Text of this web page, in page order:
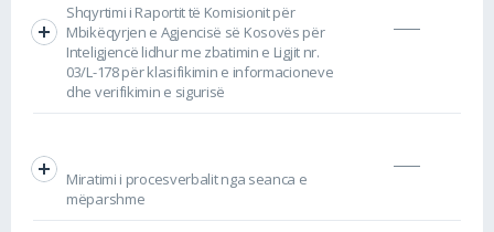
Shqyrtimi i Raportit të Komisionit për
Mbikëqyrjen e Agjencisë së Kosovës për
Inteligjencë lidhur me zbatimin e Ligjit nr.
03/L-178 për klasifikimin e informacioneve
dhe verifikimin e sigurisë
Miratimi i procesverbalit nga seanca e
mëparshme